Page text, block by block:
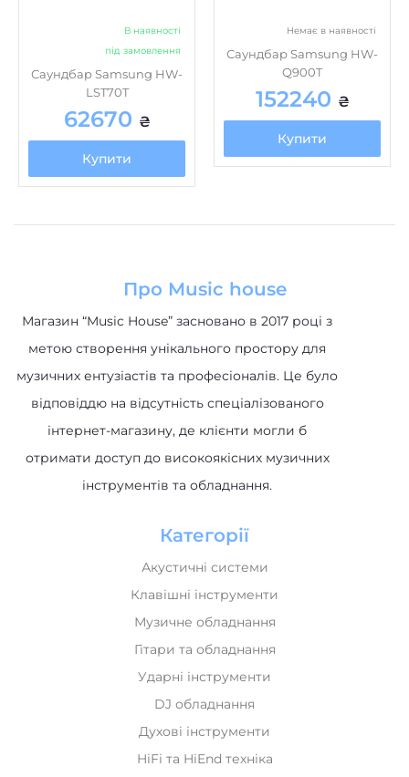
Саундбар Samsung HW-
62670
Купити
Саундбар Samsung HW-
152240
Купити
Магазин “Music House” засновано в 2017 році з
метою створення унікального простору для
музичних ентузіастів та професіоналів. Це було
відповіддю на відсутність спеціалізованого
інтернет-магазину, де клієнти могли б
отримати доступ до високоякісних музичних
інструментів та обладнання.
Акустичні системи
Клавішні інструменти
Музичне обладнання
Гітари та обладнання
Ударні інструменти
DJ обладнання
Духові інструменти
HiFi та HiEnd техніка
Домашнє аудіо